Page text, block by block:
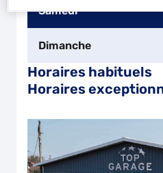
Samedi
Dimanche
Horaires habituels
Horaires